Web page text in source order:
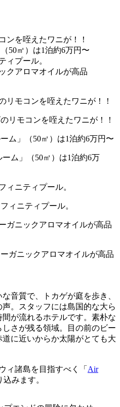
リモコンを咥えたワニが！！
ム」（50㎡）は1泊約6万
ィニティプール。
ガニックアロマオイルが高品
音質で、トカゲが庭を歩き、
。スタッフには島国的な大ら
が流れるホテルです。素朴な
さが残る領域。目の前のビー
に近いからか太陽がとても大
ィ諸島を目指すべく「 Air
みます。